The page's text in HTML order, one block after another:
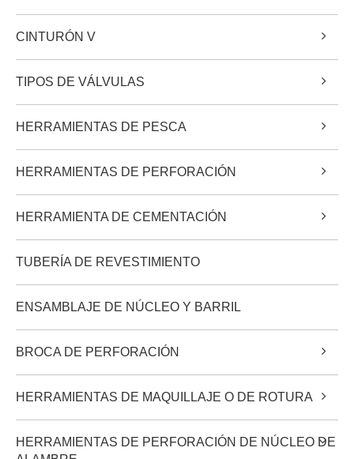
CINTURÓN V
TIPOS DE VÁLVULAS
HERRAMIENTAS DE PESCA
HERRAMIENTAS DE PERFORACIÓN
HERRAMIENTA DE CEMENTACIÓN
TUBERÍA DE REVESTIMIENTO
ENSAMBLAJE DE NÚCLEO Y BARRIL
BROCA DE PERFORACIÓN
HERRAMIENTAS DE MAQUILLAJE O DE ROTURA
HERRAMIENTAS DE PERFORACIÓN DE NÚCLEO DE